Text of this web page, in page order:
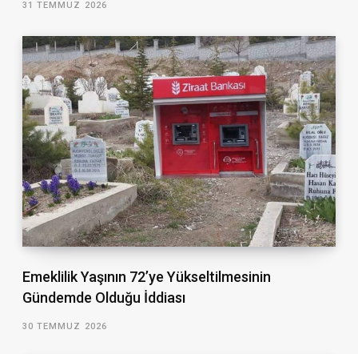
31 TEMMUZ 2026
Emeklilik Yaşının 72’ye Yükseltilmesinin
Gündemde Olduğu İddiası
30 TEMMUZ 2026